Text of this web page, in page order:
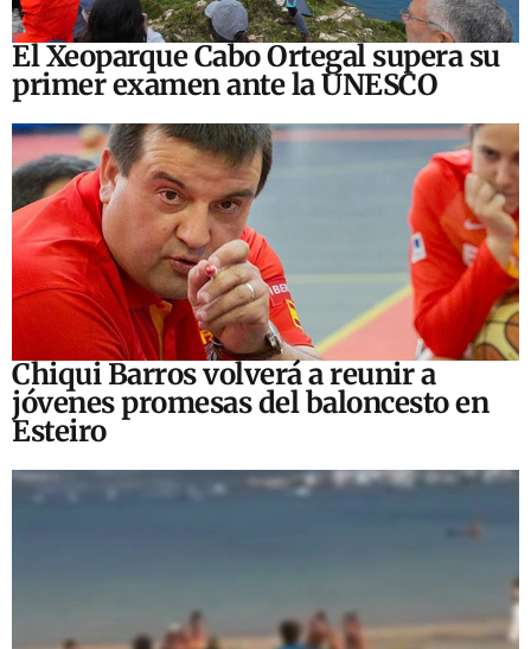
El Xeoparque Cabo Ortegal supera su
primer examen ante la UNESCO
Chiqui Barros volverá a reunir a
jóvenes promesas del baloncesto en
Esteiro